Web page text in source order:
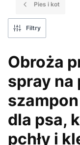
Pies i kot
Filtry
Obroża
spray na
dla psa,
pchły i